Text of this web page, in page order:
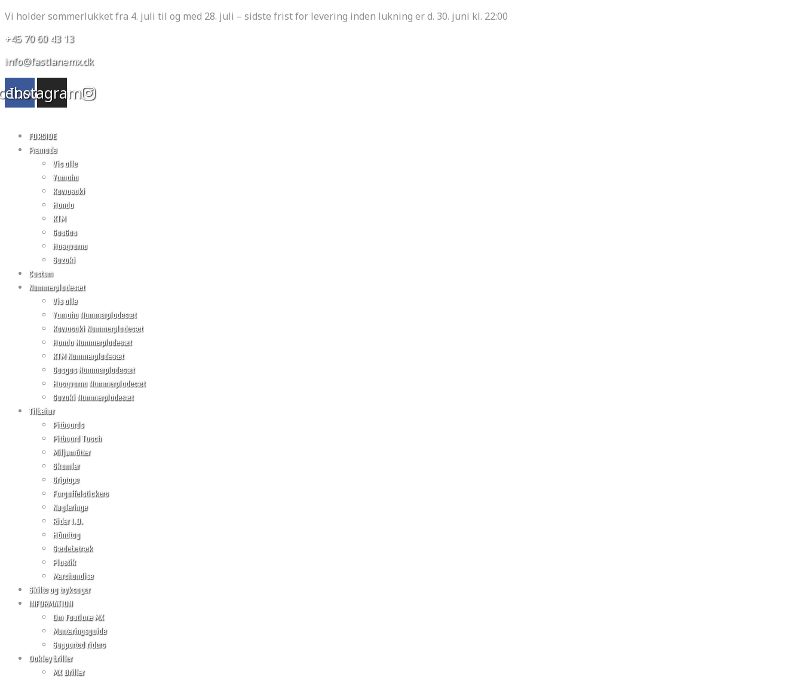
Vi holder sommerlukket fra 4. juli til og med 28. juli – sidste frist for levering inden lukning er d. 30. juni kl. 22:00
+45 70 60 43 13
info@fastlanemx.dk
Instagram
FORSIDE
Premade
Vis alle
Yamaha
Kawasaki
Honda
KTM
GasGas
Husqvarna
Suzuki
Custom
Nummerpladesæt
Vis alle
Yamaha Nummerpladesæt
Kawasaki Nummerpladesæt
Honda Nummerpladesæt
KTM Nummerpladesæt
Gasgas Nummerpladesæt
Husqvarna Nummerpladesæt
Suzuki Nummerpladesæt
Tilbehør
Pitboards
Pitboard Tusch
Miljømåtter
Skamler
Griptape
Forgaffelstickers
Nøgleringe
Rider I.D.
Håndtag
Sædebetræk
Plastik
Merchandise
Skilte og tryksager
INFORMATION
Om Fastlane MX
Monteringsguide
Supported riders
Oakley briller
MX Briller